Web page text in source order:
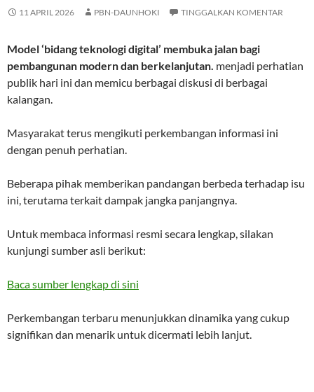
11 APRIL 2026 PBN-DAUNHOKI TINGGALKAN KOMENTAR
Model ‘bidang teknologi digital’ membuka jalan bagi
pembangunan modern dan berkelanjutan. menjadi perhatian
publik hari ini dan memicu berbagai diskusi di berbagai
kalangan.
Masyarakat terus mengikuti perkembangan informasi ini
dengan penuh perhatian.
Beberapa pihak memberikan pandangan berbeda terhadap isu
ini, terutama terkait dampak jangka panjangnya.
Untuk membaca informasi resmi secara lengkap, silakan
kunjungi sumber asli berikut:
Baca sumber lengkap di sini
Perkembangan terbaru menunjukkan dinamika yang cukup
signifikan dan menarik untuk dicermati lebih lanjut.